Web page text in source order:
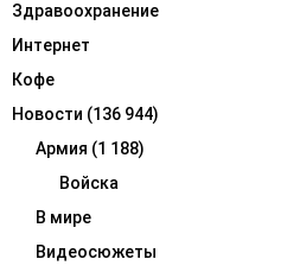
Здравоохранение
Интернет
Кофе
Новости (136 944)
Армия (1 188)
Войска
В мире
Видеосюжеты